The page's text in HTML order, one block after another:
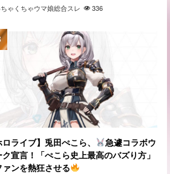
ゃくちゃウマ娘総合スレ 336
ライブ】兎田ぺこら、
急遽コラボウ
宣言！「ぺこら史上最高のバズり方」
ァンを熱狂させる